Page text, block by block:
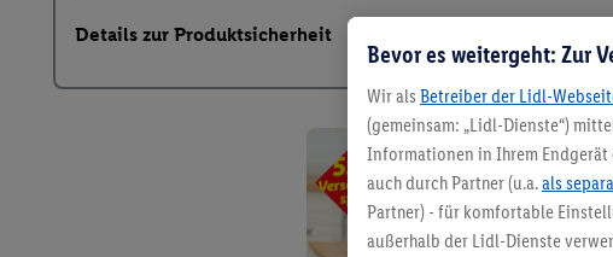
Details zur Produktsicherheit
Bevor es weitergeht: Zur
Wir als Betreiber der Lidl-
(gemeinsam: „Lidl-Dienste“)
Informationen in Ihrem
auch durch Partner (u.a.als
Partner) - für komfortable
außerhalb der Lidl-Dienste